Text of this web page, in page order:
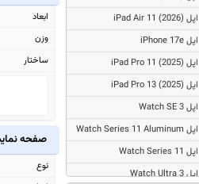
اپل iPad Air 11 (2026)
اپل iPhone 17e
اپل iPad Pro 11 (2025)
اپل iPad Pro 13 (2025)
اپل Watch SE 3
اپل Watch Series 11 Aluminum
اپل Watch Series 11
اپل Watch Ultra 3
ابعاد
وزن
ساختار
صفحه
نوع